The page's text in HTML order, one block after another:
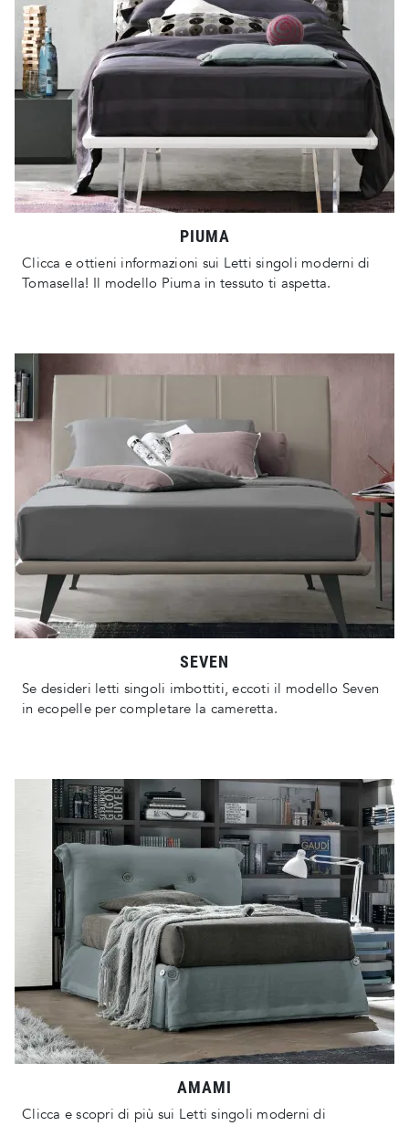
PIUMA
Clicca e ottieni informazioni sui Letti singoli moderni di
Tomasella! Il modello Piuma in tessuto ti aspetta.
SEVEN
Se desideri letti singoli imbottiti, eccoti il modello Seven
in ecopelle per completare la cameretta.
AMAMI
Clicca e scopri di più sui Letti singoli moderni di